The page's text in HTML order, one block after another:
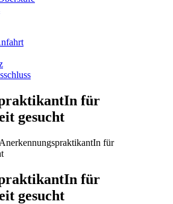
für
gesucht
AnerkennungspraktikantIn für
für
gesucht